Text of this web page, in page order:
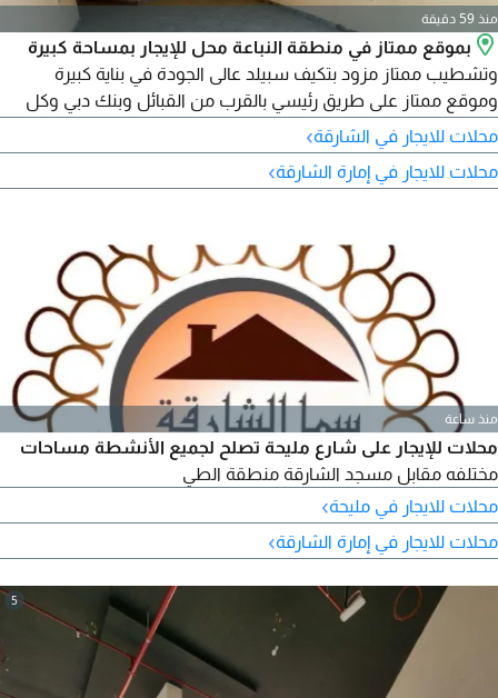
منذ 59 دقيقة
بموقع ممتاز في منطقة النباعة محل للإيجار بمساحة كبيرة
وتشطيب ممتاز مزود بتكيف سبيلد عالى الجودة في بناية كبيرة
وموقع ممتاز على طريق رئيسي بالقرب من القبائل وبنك دبي وكل
الخدمات حولك مع سهولة في الخروج الى الطرق الرئيسية وتوفر
مواقف مجانية بجوار البناية بسعر 8999 وتسهيلات في السداد
محلات للايجار في الشارقة›
محلات للايجار في إمارة الشارقة›
منذ ساعة
محلات للإيجار على شارع مليحة تصلح لجميع الأنشطة مساحات
مختلفه مقابل مسجد الشارقة منطقة الطي
محلات للايجار في مليحة›
محلات للايجار في إمارة الشارقة›
5